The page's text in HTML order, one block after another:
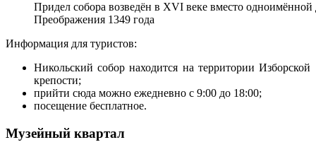
Придел собора возведён в XVI веке вместо одноимённой
Преображения 1349 года
Информация для туристов:
Никольский собор находится на территории Изборской
крепости;
прийти сюда можно ежедневно с 9:00 до 18:00;
посещение бесплатное.
Музейный квартал